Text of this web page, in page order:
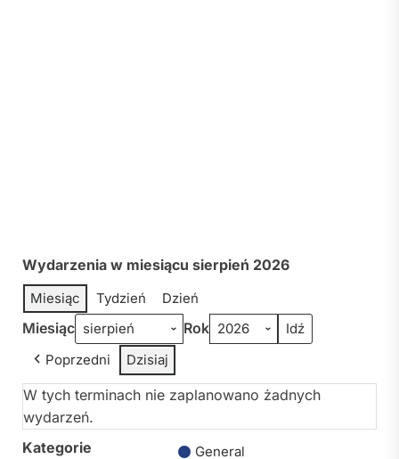
Wydarzenia w miesiącu sierpień 2026
Miesiąc Tydzień Dzień
Miesiąc Rok
Poprzedni Dzisiaj
W tych terminach nie zaplanowano żadnych
wydarzeń.
Kategorie
General